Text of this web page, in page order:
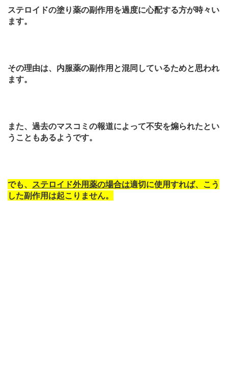
ステロイドの塗り薬の副作用を過度に心配する方が時々い
ます。
その理由は、内服薬の副作用と混同しているためと思われ
ます。
また、過去のマスコミの報道によって不安を煽られたとい
うこともあるようです。
でも、 ステロイド外用薬の場合は適切に使用すれば、こう
した副作用は起こりません。